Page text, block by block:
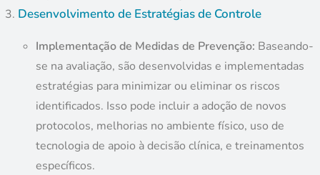
Desenvolvimento de Estratégias de Controle
Implementação de Medidas de Prevenção: Baseando-
se na avaliação, são desenvolvidas e implementadas
estratégias para minimizar ou eliminar os riscos
identificados. Isso pode incluir a adoção de novos
protocolos, melhorias no ambiente físico, uso de
tecnologia de apoio à decisão clínica, e treinamentos
específicos.